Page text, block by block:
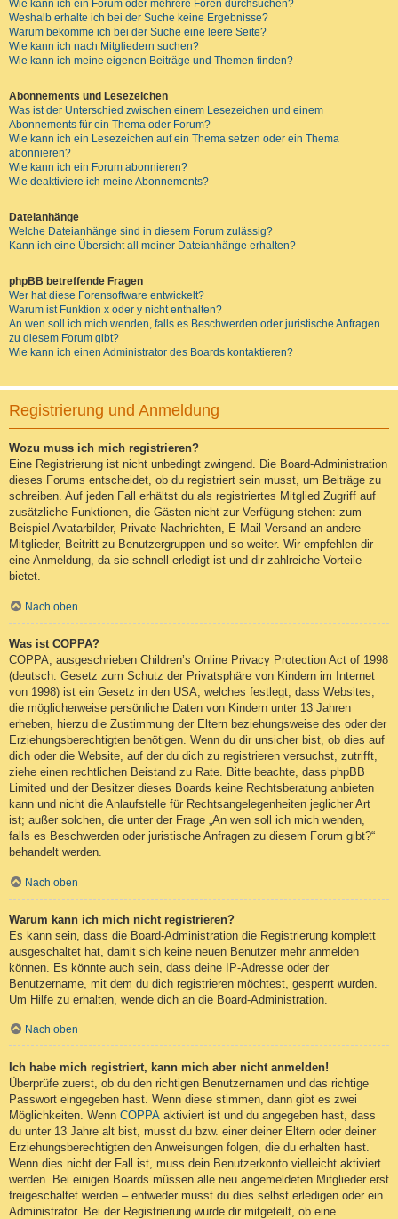
Wie kann ich ein Forum oder mehrere Foren durchsuchen?
Weshalb erhalte ich bei der Suche keine Ergebnisse?
Warum bekomme ich bei der Suche eine leere Seite?
Wie kann ich nach Mitgliedern suchen?
Wie kann ich meine eigenen Beiträge und Themen finden?
Abonnements und Lesezeichen
Was ist der Unterschied zwischen einem Lesezeichen und einem
Abonnements für ein Thema oder Forum?
Wie kann ich ein Lesezeichen auf ein Thema setzen oder ein Thema
abonnieren?
Wie kann ich ein Forum abonnieren?
Wie deaktiviere ich meine Abonnements?
Dateianhänge
Welche Dateianhänge sind in diesem Forum zulässig?
Kann ich eine Übersicht all meiner Dateianhänge erhalten?
phpBB betreffende Fragen
Wer hat diese Forensoftware entwickelt?
Warum ist Funktion x oder y nicht enthalten?
An wen soll ich mich wenden, falls es Beschwerden oder juristische Anfragen
zu diesem Forum gibt?
Wie kann ich einen Administrator des Boards kontaktieren?
Registrierung und Anmeldung
Wozu muss ich mich registrieren?
Eine Registrierung ist nicht unbedingt zwingend. Die Board-Administration
dieses Forums entscheidet, ob du registriert sein musst, um Beiträge zu
schreiben. Auf jeden Fall erhältst du als registriertes Mitglied Zugriff auf
zusätzliche Funktionen, die Gästen nicht zur Verfügung stehen: zum
Beispiel Avatarbilder, Private Nachrichten, E-Mail-Versand an andere
Mitglieder, Beitritt zu Benutzergruppen und so weiter. Wir empfehlen dir
eine Anmeldung, da sie schnell erledigt ist und dir zahlreiche Vorteile
bietet.
Nach oben
Was ist COPPA?
COPPA, ausgeschrieben Children’s Online Privacy Protection Act of 1998
(deutsch: Gesetz zum Schutz der Privatsphäre von Kindern im Internet
von 1998) ist ein Gesetz in den USA, welches festlegt, dass Websites,
die möglicherweise persönliche Daten von Kindern unter 13 Jahren
erheben, hierzu die Zustimmung der Eltern beziehungsweise des oder der
Erziehungsberechtigten benötigen. Wenn du dir unsicher bist, ob dies auf
dich oder die Website, auf der du dich zu registrieren versuchst, zutrifft,
ziehe einen rechtlichen Beistand zu Rate. Bitte beachte, dass phpBB
Limited und der Besitzer dieses Boards keine Rechtsberatung anbieten
kann und nicht die Anlaufstelle für Rechtsangelegenheiten jeglicher Art
ist; außer solchen, die unter der Frage „An wen soll ich mich wenden,
falls es Beschwerden oder juristische Anfragen zu diesem Forum gibt?“
behandelt werden.
Nach oben
Warum kann ich mich nicht registrieren?
Es kann sein, dass die Board-Administration die Registrierung komplett
ausgeschaltet hat, damit sich keine neuen Benutzer mehr anmelden
können. Es könnte auch sein, dass deine IP-Adresse oder der
Benutzername, mit dem du dich registrieren möchtest, gesperrt wurden.
Um Hilfe zu erhalten, wende dich an die Board-Administration.
Nach oben
Ich habe mich registriert, kann mich aber nicht anmelden!
Überprüfe zuerst, ob du den richtigen Benutzernamen und das richtige
Passwort eingegeben hast. Wenn diese stimmen, dann gibt es zwei
Möglichkeiten. Wenn COPPA aktiviert ist und du angegeben hast, dass
du unter 13 Jahre alt bist, musst du bzw. einer deiner Eltern oder deiner
Erziehungsberechtigten den Anweisungen folgen, die du erhalten hast.
Wenn dies nicht der Fall ist, muss dein Benutzerkonto vielleicht aktiviert
werden. Bei einigen Boards müssen alle neu angemeldeten Mitglieder erst
freigeschaltet werden – entweder musst du dies selbst erledigen oder ein
Administrator. Bei der Registrierung wurde dir mitgeteilt, ob eine